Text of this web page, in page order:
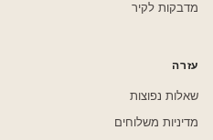
מדבקות לקיר
עזרה
שאלות נפוצות
מדיניות משלוחים